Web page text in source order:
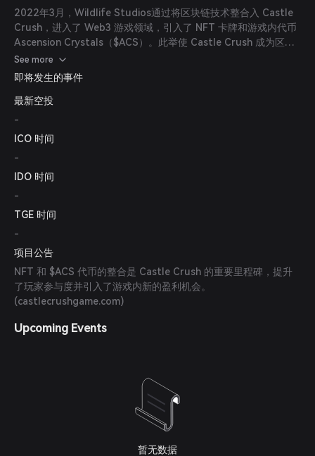
2022年3月，Wildlife Studios通过将区块链技术整合入 Castle
Crush，进入了 Web3 游戏领域，引入了 NFT 卡牌和游戏内代币
Ascension Crystals（$ACS）。此举使 Castle Crush 成为区块
链游戏领域中玩家规模最大的项目之一。(
See more
即将发生的事件
最新空投
-
ICO 时间
-
IDO 时间
-
TGE 时间
-
项目公告
NFT 和 $ACS 代币的整合是 Castle Crush 的重要里程碑，提升
了玩家参与度并引入了游戏内新的盈利机会。
(castlecrushgame.com)
Upcoming Events
暂无数据